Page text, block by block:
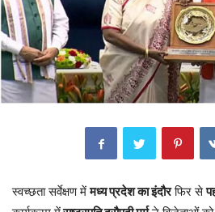
स्वच्छता सर्वेक्षण मेंमध्य प्रदेश का इंदौरफिर से